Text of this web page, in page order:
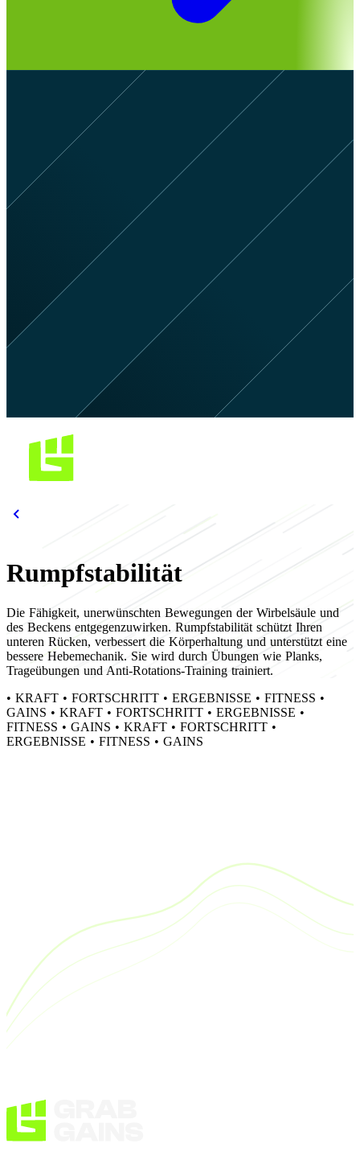
Rumpfstabilität
Die Fähigkeit, unerwünschten Bewegungen der Wirbelsäule und
des Beckens entgegenzuwirken. Rumpfstabilität schützt Ihren
unteren Rücken, verbessert die Körperhaltung und unterstützt eine
bessere Hebemechanik. Sie wird durch Übungen wie Planks,
Trageübungen und Anti-Rotations-Training trainiert.
• KRAFT • FORTSCHRITT • ERGEBNISSE • FITNESS •
GAINS • KRAFT • FORTSCHRITT • ERGEBNISSE •
FITNESS • GAINS • KRAFT • FORTSCHRITT •
ERGEBNISSE • FITNESS • GAINS